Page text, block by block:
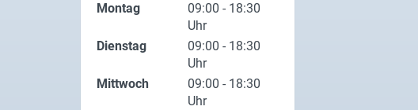
Montag
09:00 - 18:30
Uhr
Dienstag
09:00 - 18:30
Uhr
Mittwoch
09:00 - 18:30
Uhr